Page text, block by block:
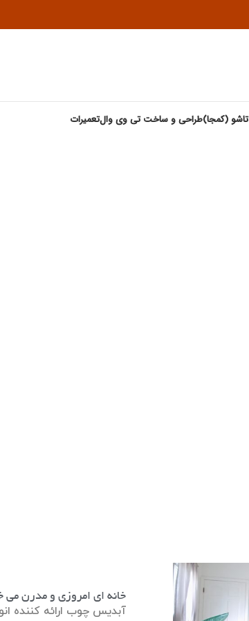
(کمجا)طراحی و ساخت تی وی والتعمیرات
خانه ای امروزی و مدرن می
آبدیس چوب ارائه کننده